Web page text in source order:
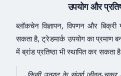
उपयोग और
ब्लॉकचेन विज्ञापन, विपणन और बिक्री
सकता है, ट्रेडमार्क उपयोग का प्रमाण
में ब्रांड प्रतिष्ठा भी स्थापित कर सकता